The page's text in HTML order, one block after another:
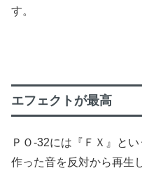
す。
エフェクトが最高
ＰＯ-32には『ＦＸ』と
作った音を反対から再生